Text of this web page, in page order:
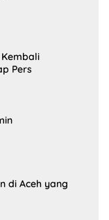
Pers
di Aceh yang